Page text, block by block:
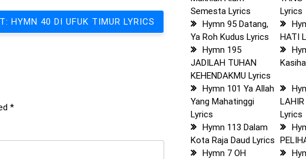
HYMN 40 DI UFUK TIMUR LYRICS
*
Semesta Lyrics
Lyrics
Hymn 95 Datang,
Ya Roh Kudus Lyrics
HATI
Hymn 195
JADILAH TUHAN
KEHENDAKMU Lyrics
Hymn 101 Ya Allah
Yang Mahatinggi
Lyrics
Lyrics
Hymn 113 Dalam
Kota Raja Daud Lyrics
Hymn 7 OH